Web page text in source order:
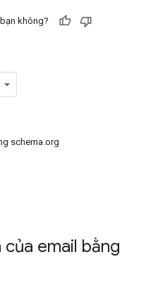
không?
schema.org
email bằng